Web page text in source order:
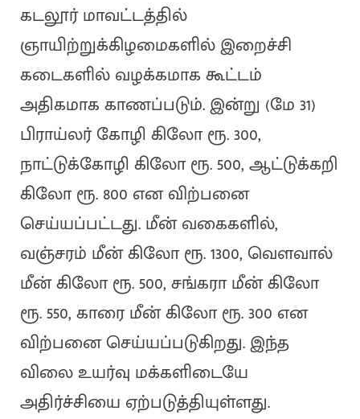
கடலூர் மாவட்டத்தில்
ஞாயிற்றுக்கிழமைகளில் இறைச்சி
கடைகளில் வழக்கமாக கூட்டம்
அதிகமாக காணப்படும். இன்று (மே 31)
பிராய்லர் கோழி கிலோ ரூ. 300,
நாட்டுக்கோழி கிலோ ரூ. 500, ஆட்டுக்கறி
கிலோ ரூ. 800 என விற்பனை
செய்யப்பட்டது. மீன் வகைகளில்,
வஞ்சரம் மீன் கிலோ ரூ. 1300, வௌவால்
மீன் கிலோ ரூ. 500, சங்கரா மீன் கிலோ
ரூ. 550, காரை மீன் கிலோ ரூ. 300 என
விற்பனை செய்யப்படுகிறது. இந்த
விலை உயர்வு மக்களிடையே
அதிர்ச்சியை ஏற்படுத்தியுள்ளது.